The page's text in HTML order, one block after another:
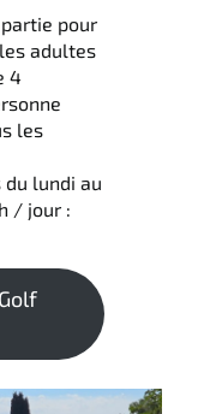
pour
adultes
4
les
du lundi au
/ jour :